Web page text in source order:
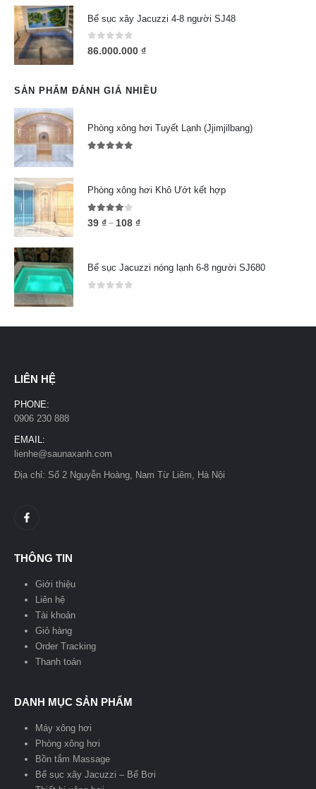
Bể sục xây Jacuzzi 4-8 người SJ48
0out of 5
86.000.000 ₫
SẢN PHẨM ĐÁNH GIÁ NHIỀU
Phòng xông hơi Tuyết Lạnh (Jjimjilbang)
Phòng xông hơi Khô Ướt kết hợp
4.00 out of 5
39 ₫ – 108 ₫
Bể sục Jacuzzi nóng lạnh 6-8 người SJ680
LIÊN HỆ
PHONE:
0906 230 888
EMAIL:
lienhe@saunaxanh.com
Địa chỉ: Số 2 Nguyễn Hoàng, Nam Từ Liêm, Hà Nội
THÔNG TIN
Giới thiệu
Liên hệ
Tài khoản
Giỏ hàng
Order Tracking
Thanh toán
DANH MỤC SẢN PHẨM
Máy xông hơi
Phòng xông hơi
Bồn tắm Massage
Bể sục xây Jacuzzi – Bể Bơi